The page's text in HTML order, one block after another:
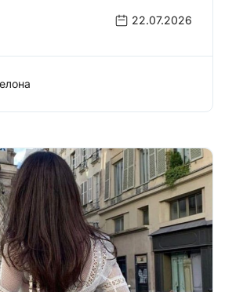
22.07.2026